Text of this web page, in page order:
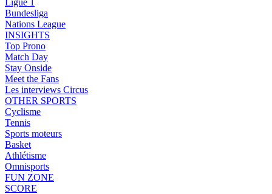
Bundesliga
Nations League
INSIGHTS
Top Prono
Match Day
Stay Onside
Meet the Fans
Les interviews Circus
OTHER SPORTS
Cyclisme
Tennis
Sports moteurs
Basket
Athlétisme
Omnisports
FUN ZONE
SCORE